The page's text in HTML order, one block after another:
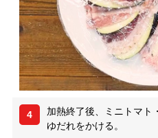
4
加熱終了後、ミニトマト
ゆだれをかける。